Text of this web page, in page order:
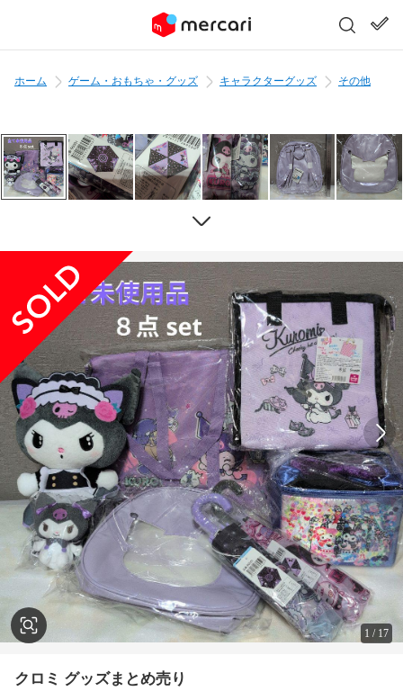
ホーム ゲーム・おもちゃ・グッズ キャラクターグッズ その他
1 / 17
クロミ グッズまとめ売り